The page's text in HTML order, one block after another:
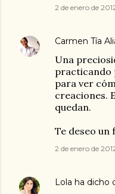
2 de enero de
Carmen Tía
Una
practicando
para ver
creaciones.
quedan.
Te deseo un
2 de enero de
Lola ha dicho